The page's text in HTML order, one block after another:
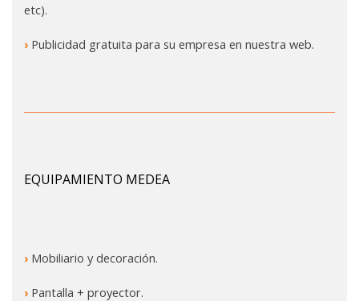
etc).
› Publicidad gratuita para su empresa en nuestra web.
EQUIPAMIENTO MEDEA
› Mobiliario y decoración.
› Pantalla + proyector.